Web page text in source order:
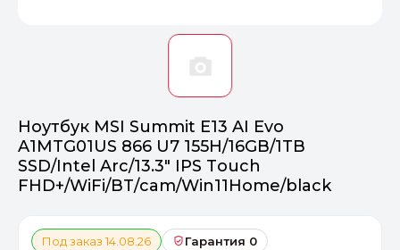
Ноутбук MSI Summit E13 AI Evo
A1MTG01US 866 U7 155H/16GB/1TB
SSD/Intel Arc/13.3" IPS Touch
FHD+/WiFi/BT/cam/Win11Home/black
Под заказ 14.08.26
Гарантия 0